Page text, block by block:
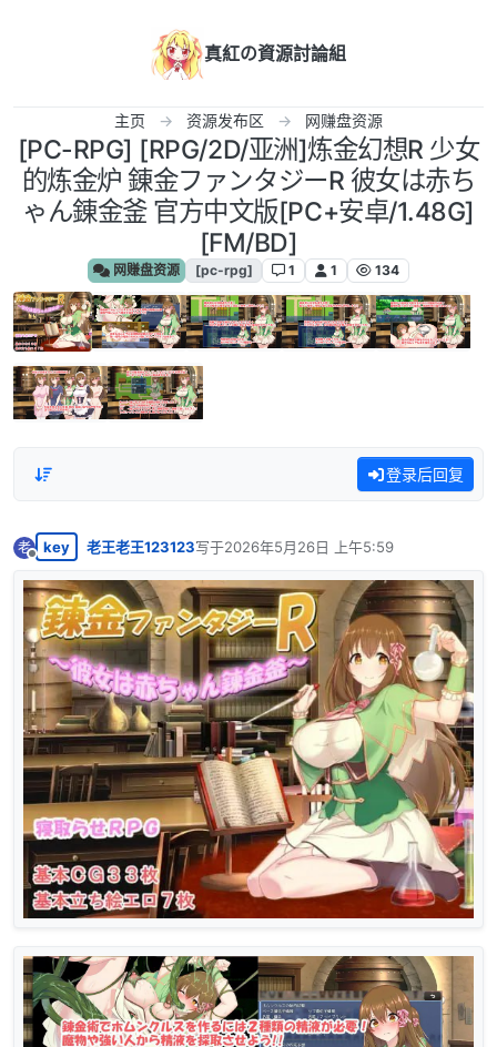
真紅の資源討論組
主页 资源发布区 网赚盘资源
[PC-RPG] [RPG/2D/亚洲]炼金幻想R 少女
的炼金炉 錬金ファンタジーR 彼女は赤ち
ゃん錬金釜 官方中文版[PC+安卓/1.48G]
[FM/BD]
网赚盘资源 [pc-rpg] 1 1 134
登录后回复
老
离线
key 老王老王123123写于2026年5月26日 上午5:59
最后由 编辑